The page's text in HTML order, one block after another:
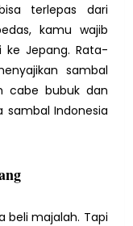
terlepas dari
kamu wajib
Jepang. Rata-
sambal
cabe bubuk dan
sambal Indonesia
beli majalah. Tapi